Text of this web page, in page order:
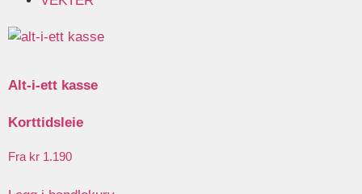
Alt-i-ett kasse
Korttidsleie
kr 1.190